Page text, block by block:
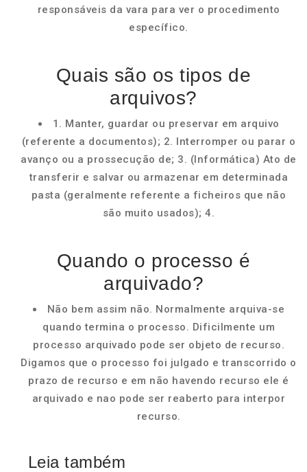
responsáveis da vara para ver o procedimento
específico.
Quais são os tipos de
arquivos?
1. Manter, guardar ou preservar em arquivo
(referente a documentos); 2. Interromper ou parar o
avanço ou a prossecução de; 3. (Informática) Ato de
transferir e salvar ou armazenar em determinada
pasta (geralmente referente a ficheiros que não
são muito usados); 4.
Quando o processo é
arquivado?
Não bem assim não. Normalmente arquiva-se
quando termina o processo. Dificilmente um
processo arquivado pode ser objeto de recurso.
Digamos que o processo foi julgado e transcorrido o
prazo de recurso e em não havendo recurso ele é
arquivado e nao pode ser reaberto para interpor
recurso.
Leia também